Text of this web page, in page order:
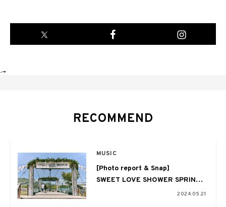
-->
RECOMMEND
MUSIC
[Photo report & Snap]
SWEET LOVE SHOWER SPRING
2024.05.21